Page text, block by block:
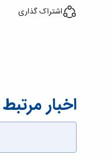
اشتراک گذاری
اخبار مرتبط